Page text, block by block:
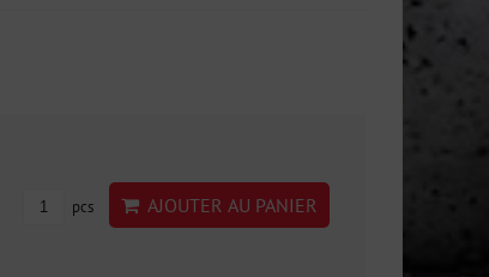
pcs AJOUTER AU PANIER